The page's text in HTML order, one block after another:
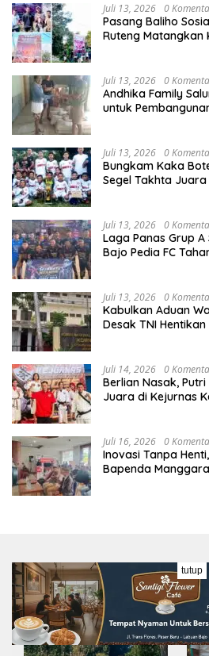
Juli 13, 2026 0
Pasang Baliho
Ruteng Matangkan
Juli 13, 2026 0
Andhika Family
untuk
Juli 13, 2026 0
Bungkam Kaka
Segel Takhta Juara
Juli 13, 2026 0
Laga Panas Grup
Bajo Pedia FC
Juli 13, 2026 0
Kabulkan Aduan
Desak TNI
Juli 14, 2026 0
Berlian Nasak,
Juara di Kejurnas
Juli 16, 2026 0
Inovasi Tanpa
Bapenda
Wisata
tutup